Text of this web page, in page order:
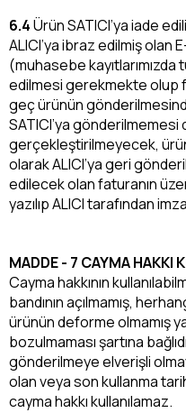
6.4Ürün SATICI’ya iade
ALICI’ya ibraz edilmiş olan
(muhasebe kayıtlarımızda
edilmesi gerekmekte olup
geç ürünün
SATICI’ya gönderilmemesi
gerçekleştirilmeyecek,
olarak ALICI’ya geri
edilecek olan faturanın
yazılıp ALICI tarafından
MADDE - 7 CAYMA HAKKI
Cayma hakkının
bandının açılmamış,
ürünün deforme olmamış
bozulmaması şartına
gönderilmeye elverişli
olan veya son kullanma
cayma hakkı kullanılamaz.